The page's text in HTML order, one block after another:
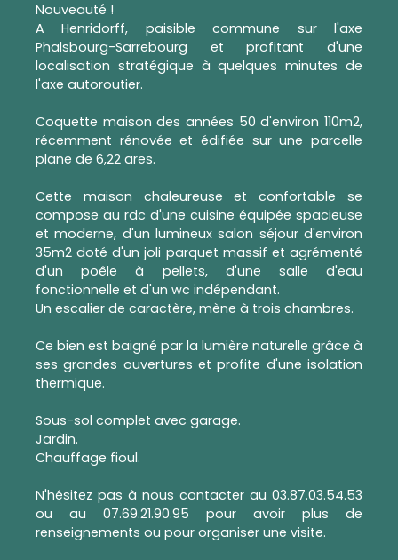
Nouveauté !
A Henridorff, paisible commune sur l'axe
Phalsbourg-Sarrebourg et profitant d'une
localisation stratégique à quelques minutes de
l'axe autoroutier.
Coquette maison des années 50 d'environ 110m2,
récemment rénovée et édifiée sur une parcelle
plane de 6,22 ares.
Cette maison chaleureuse et confortable se
compose au rdc d'une cuisine équipée spacieuse
et moderne, d'un lumineux salon séjour d'environ
35m2 doté d'un joli parquet massif et agrémenté
d'un poêle à pellets, d'une salle d'eau
fonctionnelle et d'un wc indépendant.
Un escalier de caractère, mène à trois chambres.
Ce bien est baigné par la lumière naturelle grâce à
ses grandes ouvertures et profite d'une isolation
thermique.
Sous-sol complet avec garage.
Jardin.
Chauffage fioul.
N'hésitez pas à nous contacter au 03.87.03.54.53
ou au 07.69.21.90.95 pour avoir plus de
renseignements ou pour organiser une visite.